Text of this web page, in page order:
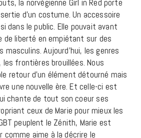
la norvégienne Girl in Red porte
d’un costume. Un accessoire
dans le public. Elle pouvait avant
de liberté en empiétant sur des
Aujourd’hui, les genres
frontières brouillées. Nous
retour d’un élément détourné mais
une nouvelle ère. Et celle-ci est
chante de tout son coeur ses
ceux de Marie pour mieux les
peuplent le Zénith, Marie est
comme aime à la décrire le